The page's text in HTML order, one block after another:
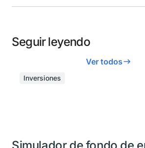
Seguir leyendo
Ver todos
Inversiones